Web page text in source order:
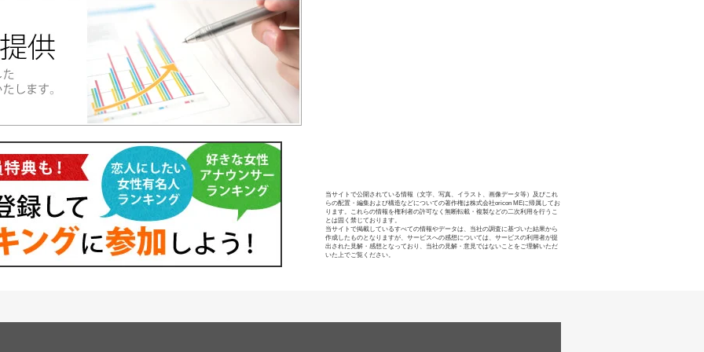
当サイトで公開されている情報（文字、写真、イラスト、画像データ等）及びこれ
らの配置・編集および構造などについての著作権は株式会社oricon MEに帰属してお
ります。これらの情報を権利者の許可なく無断転載・複製などの二次利用を行うこ
とは固く禁じております。
当サイトで掲載しているすべての情報やデータは、当社の調査に基づいた結果から
作成したものとなりますが、サービスへの感想については、サービスの利用者が提
出された見解・感想となっており、当社の見解・意見ではないことをご理解いただ
いた上でご覧ください。